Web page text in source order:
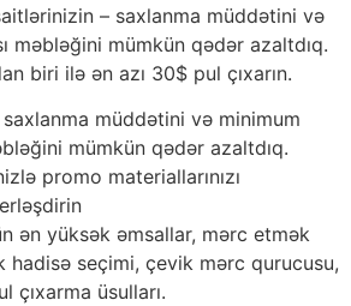
– saxlanma müddətini və
məbləğini mümkün qədər azaltdıq.
biri ilə ən azı 30$ pul çıxarın.
müddətini və minimum
mümkün qədər azaltdıq.
promo materiallarınızı
ən yüksək əmsallar, mərc etmək
hadisə seçimi, çevik mərc qurucusu,
çıxarma üsulları.